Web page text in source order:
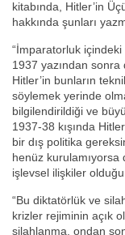
kitabında, Hitler’in
hakkında şunları
“İmparatorluk
1937 yazından
Hitler’in bunların
söylemek yerinde
bilgilendirildiği ve
1937-38 kışında
bir dış politika
henüz kurulamıyorsa
işlevsel ilişkiler
“Bu diktatörlük ve
krizler rejiminin açık
silahlanma, ondan